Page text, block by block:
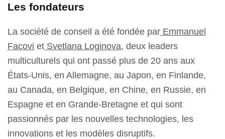
Les fondateurs
La société de conseil a été fondée par Emmanuel
Facovi et Svetlana Loginova, deux leaders
multiculturels qui ont passé plus de 20 ans aux
États-Unis, en Allemagne, au Japon, en Finlande,
au Canada, en Belgique, en Chine, en Russie, en
Espagne et en Grande-Bretagne et qui sont
passionnés par les nouvelles technologies, les
innovations et les modèles disruptifs.